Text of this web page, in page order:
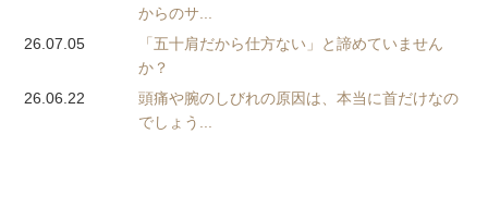
からのサ...
26.07.05
「五十肩だから仕方ない」と諦めていません
か？
26.06.22
頭痛や腕のしびれの原因は、本当に首だけなの
でしょう...